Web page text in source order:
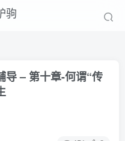
导 – 第十章-何谓“传